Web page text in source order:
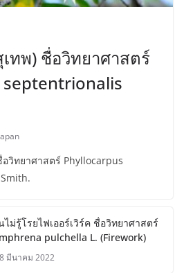
ทพ) ชื่อวิทยาศาสตร์
วิทยาศาสตร์ Phyllocarpus
ไม่รู้โรยไฟเออร์เวิร์ค ชื่อวิทยาศาสตร์
pulchella L. (Firework)
มีนาคม 2022